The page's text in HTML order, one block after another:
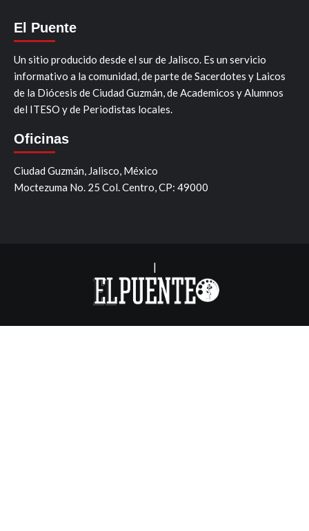
El Puente
Un sitio producido desde el sur de Jalisco. Es un servicio
informativo a la comunidad, de parte de Sacerdotes y Laicos
de la Diócesis de Ciudad Guzmán, de Academicos y Alumnos
del ITESO y de Periodistas locales.
Oficinas
Ciudad Guzmán, Jalisco, México
Moctezuma No. 25 Col. Centro, CP: 49000
|